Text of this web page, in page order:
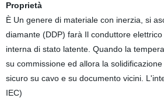
Proprietà
È Un genere di materiale con inerzia, si
diamante (DDP) farà Il conduttore
interna di stato latente. Quando la
su commissione ed allora la
sicuro su cavo e su documento vicini.
IEC)